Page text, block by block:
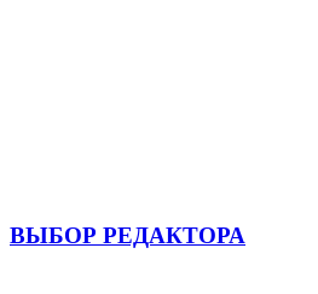
ВЫБОР РЕДАКТОРА